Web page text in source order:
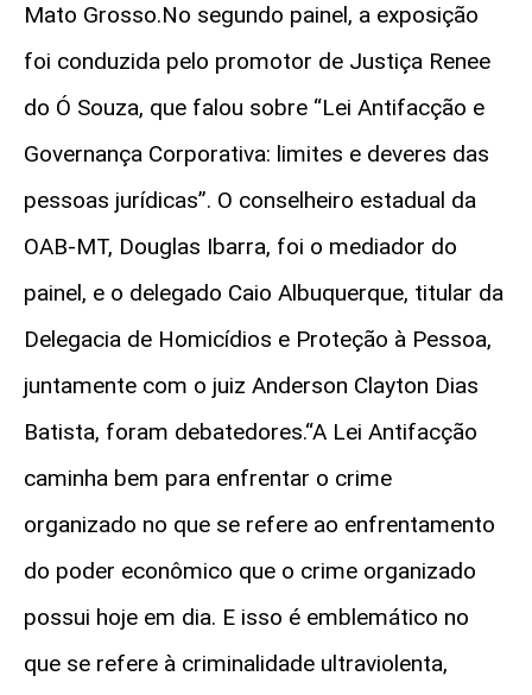
Mato Grosso.No segundo painel, a exposição
foi conduzida pelo promotor de Justiça Renee
do Ó Souza, que falou sobre “Lei Antifacção e
Governança Corporativa: limites e deveres das
pessoas jurídicas”. O conselheiro estadual da
OAB-MT, Douglas Ibarra, foi o mediador do
painel, e o delegado Caio Albuquerque, titular da
Delegacia de Homicídios e Proteção à Pessoa,
juntamente com o juiz Anderson Clayton Dias
Batista, foram debatedores.“A Lei Antifacção
caminha bem para enfrentar o crime
organizado no que se refere ao enfrentamento
do poder econômico que o crime organizado
possui hoje em dia. E isso é emblemático no
que se refere à criminalidade ultraviolenta,